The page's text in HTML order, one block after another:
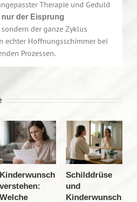
Therapie und Geduld
der Eisprung
sondern der ganze Zyklus
echter Hoffnungsschimmer bei
Prozessen.
Kinderwunsch
verstehen:
Welche
Schilddrüse
und
Kinderwunsch: